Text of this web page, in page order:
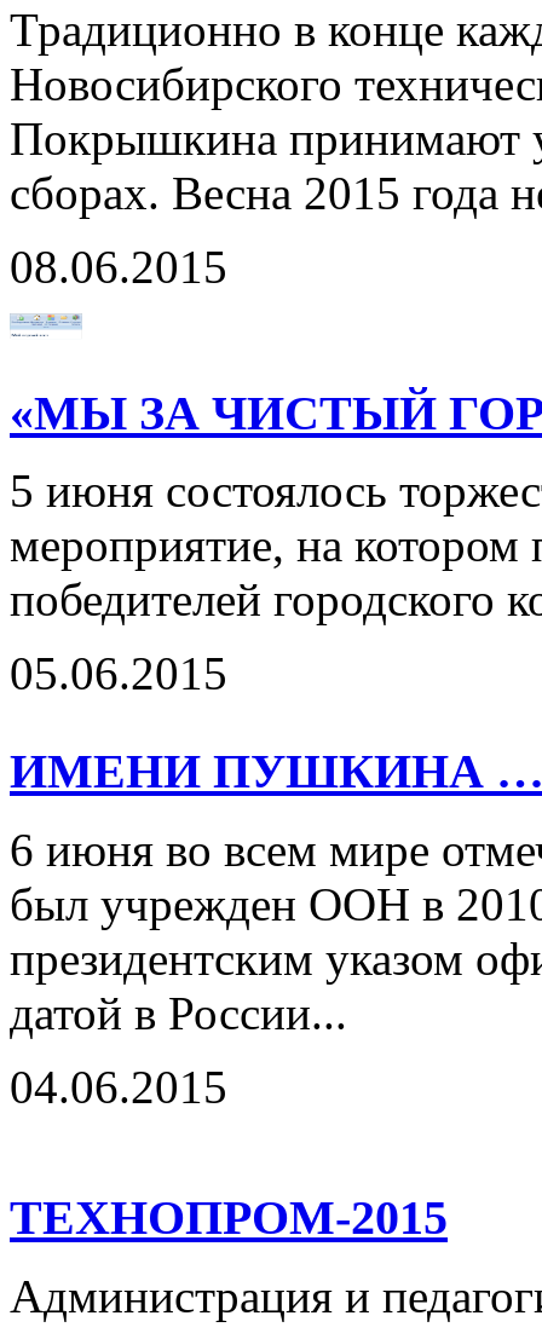
Традиционно в конце
Новосибирского
Покрышкина принимают
сборах. Весна 2015 года
08.06.2015
«МЫ ЗА ЧИСТЫЙ
5 июня состоялось
мероприятие, на
победителей городского
05.06.2015
ИМЕНИ ПУШКИНА
6 июня во всем мире
был учрежден ООН в 2010
президентским указом
датой в России...
04.06.2015
ТЕХНОПРОМ-2015
Администрация и